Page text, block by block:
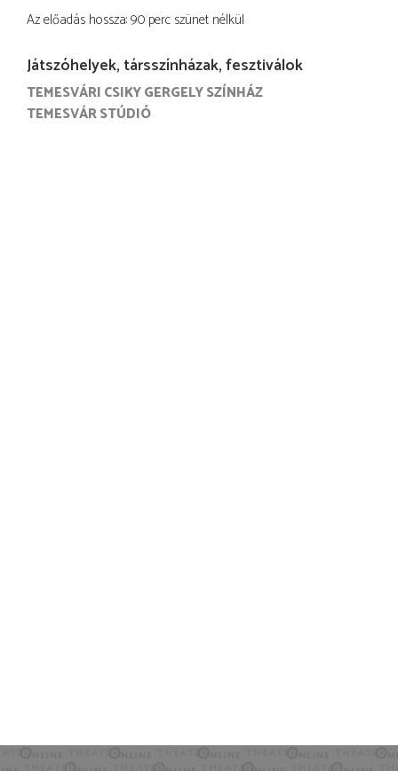
Az előadás hossza: 90 perc szünet nélkül
Játszóhelyek, társszínházak, fesztiválok
TEMESVÁRI CSIKY GERGELY SZÍNHÁZ
TEMESVÁR STÚDIÓ